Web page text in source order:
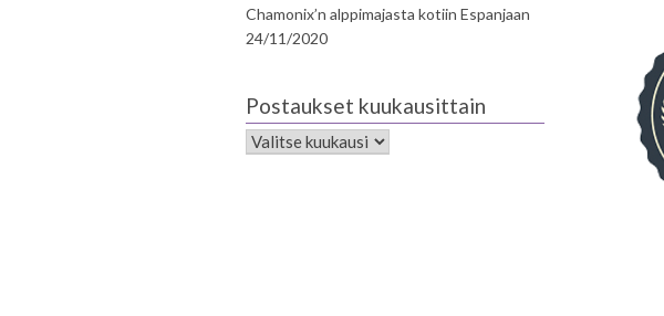
Chamonix’n alppimajasta kotiin Espanjaan
24/11/2020
Postaukset kuukausittain